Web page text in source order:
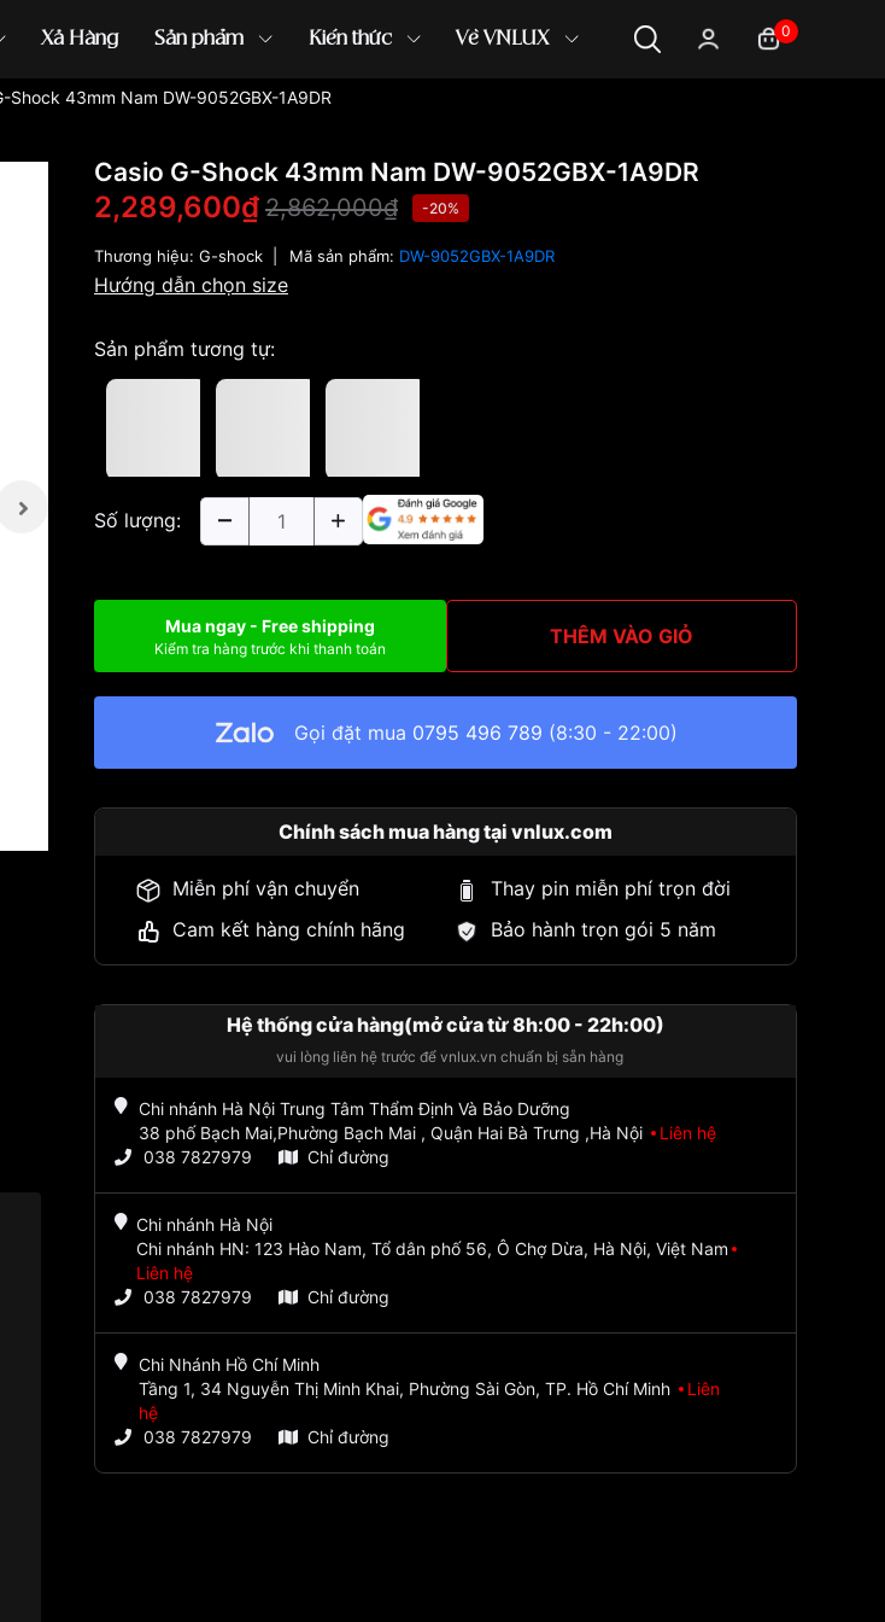
Xả Hàng Sản phẩm Kiến thức Về VNLUX 0
...
Shock 43mm Nam DW-9052GBX-1A9DR
Casio G-Shock 43mm Nam DW-9052GBX-1A9DR
2,289,600₫ 2,862,000₫ -20%
Thương hiệu: G-shock Mã sản phẩm: DW-9052GBX-1A9DR
Hướng dẫn chọn size
Sản phẩm tương tự:
Số lượng:
Mua ngay - Free shipping
Kiểm tra hàng trước khi thanh toán THÊM VÀO GIỎ
Gọi đặt mua 0795 496 789 (8:30 - 22:00)
Chính sách mua hàng tại vnlux.com
Miễn phí vận chuyển
Thay pin miễn phí trọn đời
Cam kết hàng chính hãng
Bảo hành trọn gói 5 năm
Hệ thống cửa hàng(mở cửa từ 8h:00 - 22h:00)
vui lòng liên hệ trước để vnlux.vn chuẩn bị sẵn hàng
Chi nhánh Hà Nội Trung Tâm Thẩm Định Và Bảo Dưỡng
38 phố Bạch Mai,Phường Bạch Mai , Quận Hai Bà Trưng ,Hà Nội
Liên hệ
038 7827979
Chỉ đường
Chi nhánh Hà Nội
Chi nhánh HN: 123 Hào Nam, Tổ dân phố 56, Ô Chợ Dừa, Hà Nội, Việt Nam
Liên hệ
038 7827979
Chỉ đường
Chi Nhánh Hồ Chí Minh
Tầng 1, 34 Nguyễn Thị Minh Khai, Phường Sài Gòn, TP. Hồ Chí Minh
Liên
hệ
038 7827979
Chỉ đường